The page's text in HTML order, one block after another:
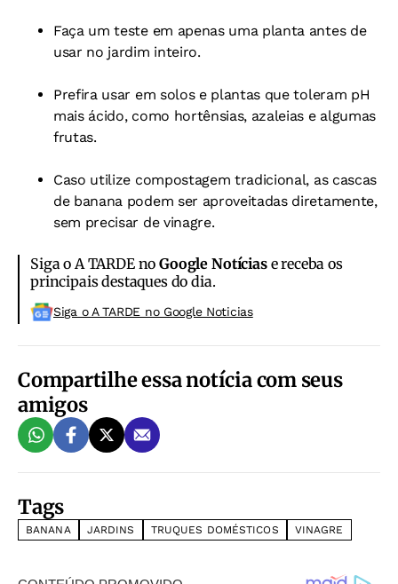
Faça um teste em apenas uma planta antes de
usar no jardim inteiro.
Prefira usar em solos e plantas que toleram pH
mais ácido, como hortênsias, azaleias e algumas
frutas.
Caso utilize compostagem tradicional, as cascas
de banana podem ser aproveitadas diretamente,
sem precisar de vinagre.
Siga o A TARDE noGoogle Notíciase receba os
principais destaques do dia.
Siga o A TARDE no Google Noticias
Compartilhe essa notícia com seus
amigos
Tags
BANANA JARDINS TRUQUES DOMÉSTICOS VINAGRE